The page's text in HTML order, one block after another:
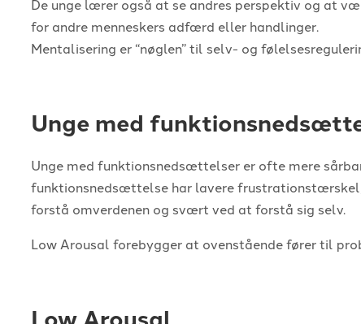
De unge lærer også at se andres perspektiv og at
for andre menneskers adfærd eller handlinger.
Mentalisering er “nøglen” til selv- og
Unge med
Unge med funktionsnedsættelser er ofte mere
funktionsnedsættelse har lavere
forstå omverdenen og svært ved at forstå sig selv.
Low Arousal forebygger at ovenstående fører til